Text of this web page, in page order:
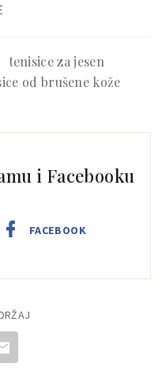
tenisice za jesen
od brušene kože
i Facebooku
FACEBOOK